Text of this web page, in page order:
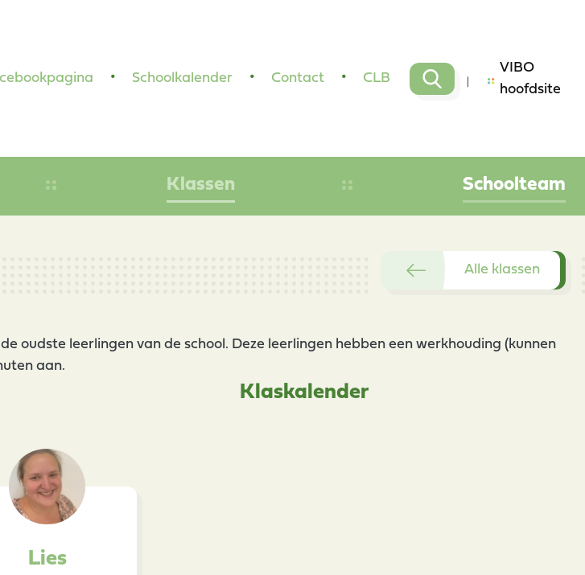
Schoolkalender Contact CLB
VIBO
hoofdsite
Klassen Schoolteam
Alle klassen
oudste leerlingen van de school. Deze leerlingen hebben een werkhouding (kunnen
aan.
Lies
Klaskalender